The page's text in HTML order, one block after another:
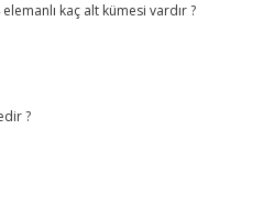
kaç alt kümesi vardır ?
?